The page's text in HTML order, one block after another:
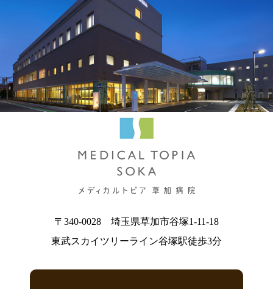
〒340-0028 埼玉県草加市谷塚1-11-18
東武スカイツリーライン谷塚駅徒歩3分